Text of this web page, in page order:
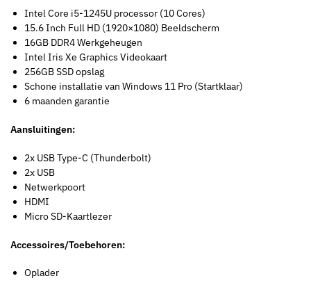
Intel Core i5-1245U processor (10 Cores)
15.6 Inch Full HD (1920×1080) Beeldscherm
16GB DDR4 Werkgeheugen
Intel Iris Xe Graphics Videokaart
256GB SSD opslag
Schone installatie van Windows 11 Pro (Startklaar)
6 maanden garantie
Aansluitingen:
2x USB Type-C (Thunderbolt)
2x USB
Netwerkpoort
HDMI
Micro SD-Kaartlezer
Accessoires/Toebehoren:
Oplader